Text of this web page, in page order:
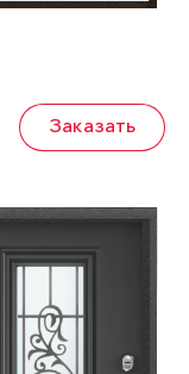
Заказать